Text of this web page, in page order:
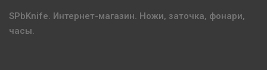
SPbKnife. Интернет-магазин. Ножи, заточка, фонари,
часы.